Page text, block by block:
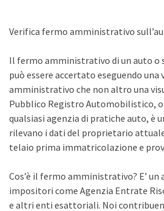
Verifica fermo amministrativo
Il fermo amministrativo di un auto o
può essere accertato eseguendo una
amministrativo che non altro una
Pubblico Registro Automobilistico,
qualsiasi agenzia di pratiche auto, è
rilevano i dati del proprietario
telaio prima immatricolazione e
Cos’è il fermo amministrativo? E’
impositori come Agenzia Entrate
e altri enti esattoriali. Noi